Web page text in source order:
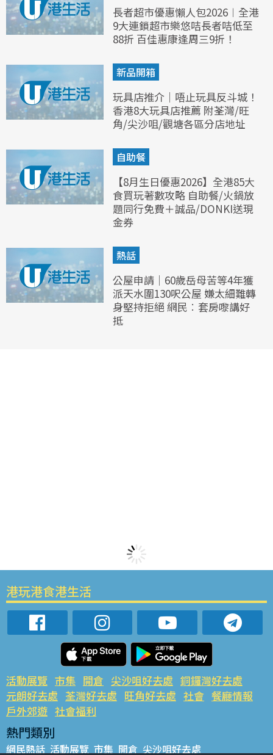
長者超市優惠懶人包2026︱全港
9大連鎖超市樂悠咭長者咭低至
88折 百佳惠康逢周三9折！
新品開箱
玩具店推介｜唔止玩具反斗城！
香港8大玩具店推薦 附荃灣/旺
角/尖沙咀/觀塘各區分店地址
自助餐
【8月生日優惠2026】全港85大
食買玩著數攻略 自助餐/火鍋放
題同行免費＋誠品/DONKI送現
金券
熱話
公屋申請｜60歲岳母苦等4年獲
派天水圍130呎公屋 嫌太細難轉
身堅持拒絕 網民︰套房嚟講好
抵
港玩港食港生活
活動展覽 市集 開倉 尖沙咀好去處 銅鑼灣好去處
元朗好去處 荃灣好去處 旺角好去處 社會 餐廳情報
戶外郊遊 社會福利
熱門類別
網民熱話 活動展覽 市集 開倉 尖沙咀好去處